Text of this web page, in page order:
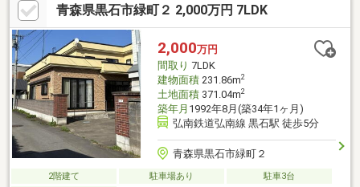
青森県黒石市緑町２ 2,000万円 7LDK
2,000万円
間取り 7LDK
建物面積231.86m2
土地面積371.04m2
築年月 1992年8月(築34年1ヶ月)
弘南鉄道弘南線 黒石駅 徒歩5分
青森県黒石市緑町２
2階建て 駐車場あり
駐車3台